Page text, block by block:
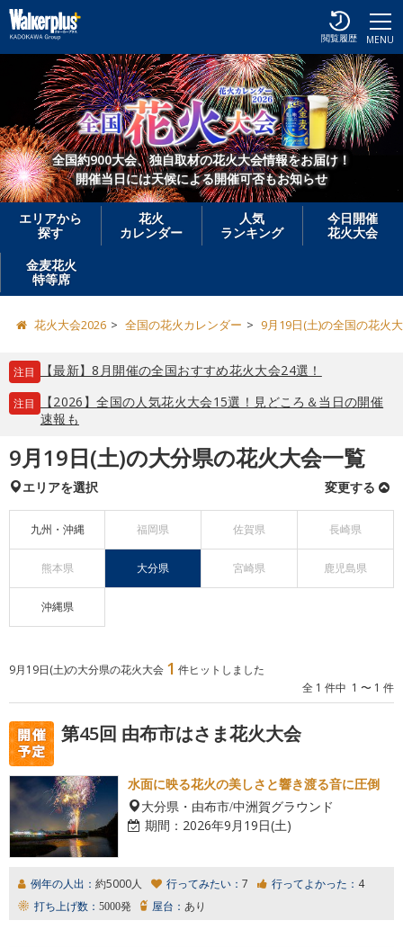
MENU
閲覧履歴
全国約900大会、独自取材の花火大会情報をお届け！
開催当日には天候による開催可否もお知らせ
エリアから
探す
花火
カレンダー
人気
ランキング
今日開催
花火大会
金麦花火
特等席
花火大会2026 全国の花火カレンダー 9月19日(土)の全国の花火
注目 【最新】8月開催の全国おすすめ花火大会24選！
注目
【2026】全国の人気花火大会15選！見どころ＆当日の開催
速報も
9月19日(土)の大分県の花火大会一覧
エリアを選択 変更する
九州・沖縄 福岡県 佐賀県 長崎県
熊本県 大分県 宮崎県 鹿児島県
沖縄県
9月19日(土)の大分県の花火大会 1 件ヒットしました
全 1 件中 1 〜 1 件
第45回 由布市はさま花火大会
水面に映る花火の美しさと響き渡る音に圧倒
大分県・由布市/中洲賀グラウンド
期間： 2026年9月19日(土)
例年の人出： 約5000人 行ってみたい： 7 行ってよかった： 4
打ち上げ数： 5000発 屋台： あり